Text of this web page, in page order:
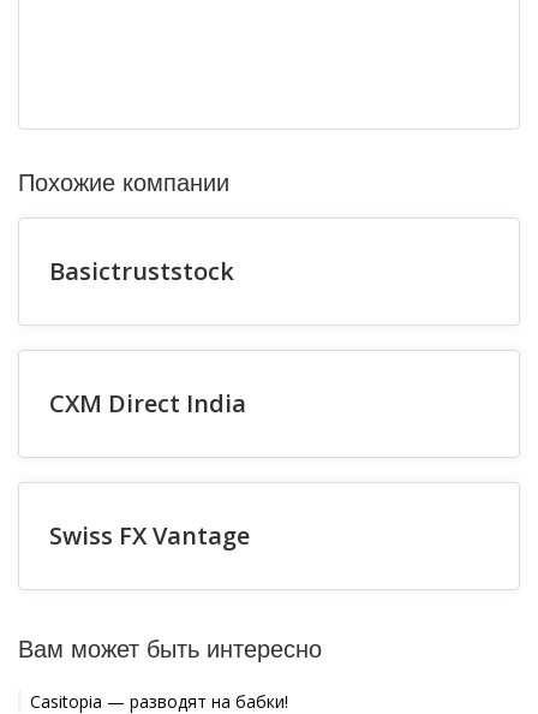
Похожие компании
Basictruststock
CXM Direct India
Swiss FX Vantage
Вам может быть интересно
Casitopia — разводят на бабки!